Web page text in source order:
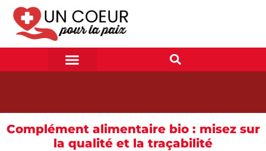
Complément alimentaire bio : misez sur
la qualité et la traçabilité